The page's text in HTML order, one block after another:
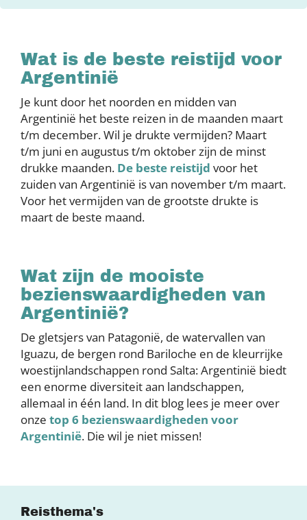
Wat is de beste reistijd voor
Argentinië
Je kunt door het noorden en midden van
Argentinië het beste reizen in de maanden maart
t/m december. Wil je drukte vermijden? Maart
t/m juni en augustus t/m oktober zijn de minst
drukke maanden. De beste reistijd voor het
zuiden van Argentinië is van november t/m maart.
Voor het vermijden van de grootste drukte is
maart de beste maand.
Wat zijn de mooiste
bezienswaardigheden van
Argentinië?
De gletsjers van Patagonië, de watervallen van
Iguazu, de bergen rond Bariloche en de kleurrijke
woestijnlandschappen rond Salta: Argentinië biedt
een enorme diversiteit aan landschappen,
allemaal in één land. In dit blog lees je meer over
onze top 6 bezienswaardigheden voor
Argentinië. Die wil je niet missen!
Reisthema's